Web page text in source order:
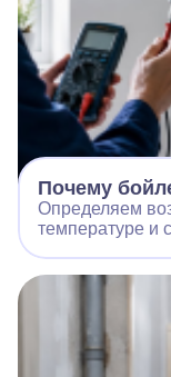
Почему
Определяем
температуре и